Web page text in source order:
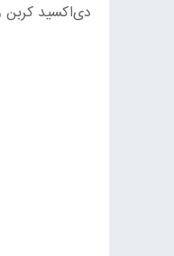
دی‌اکسید کربن